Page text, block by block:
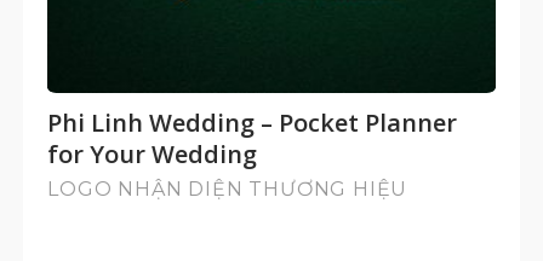
LOGO NHẬN DIỆN THƯƠNG HIỆU
Phi Linh Wedding – Pocket Planner
for Your Wedding